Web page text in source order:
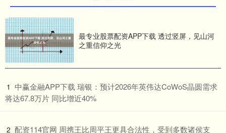
最专业股票配资APP下载 透过竖屏，见山河
之重信仰之光
1 ​中赢金融APP下载 瑞银：预计2026年英伟达CoWoS晶圆需求
将达67.8万片 同比增近40%
2 ​配资114官网 周携王比周平王更具合法性，受到多数诸侯支